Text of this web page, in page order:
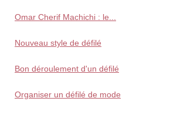
Omar Cherif Machichi : le...
Nouveau style de défilé
Bon déroulement d'un défilé
Organiser un défilé de mode